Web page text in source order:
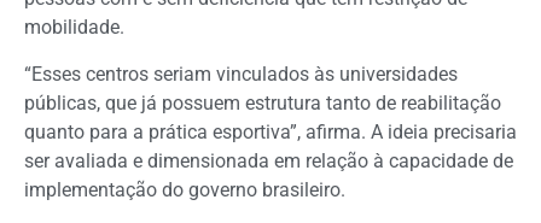
mobilidade.
“Esses centros seriam vinculados às universidades
públicas, que já possuem estrutura tanto de reabilitação
quanto para a prática esportiva”, afirma. A ideia precisaria
ser avaliada e dimensionada em relação à capacidade de
implementação do governo brasileiro.